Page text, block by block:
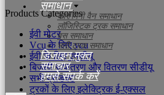
समाधान
कार/मिनी वैन समाधान
लॉजिस्टिक ट्रक समाधान
बस समाधान
भारी ट्रक समाधान
डिजाइन मुक्त
समाचार
हमसे संपर्क करें
Products Categories
ईवी मोटर
Vcu के लिए vcu
ईवी के लिए एमसीयू
बिजली रूपांतरण और वितरण सीडीयू
सभी प्रोडक्ट
ट्रकों के लिए इलेक्ट्रिक ई-एक्सल